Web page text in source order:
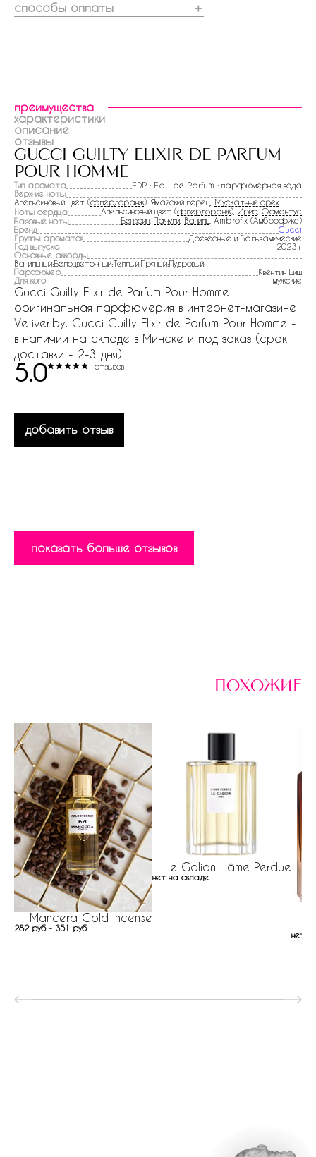
способы оплаты
＋
преимущества
характеристики
описание
отзывы
gucci guilty elixir de parfum
pour homme
Тип аромата
EDP · Eau de Parfum · парфюмерная вода
Верхние ноты
Апельсиновый цвет (флердоранж), Ямайский перец, Мускатный орех
Ноты сердца
Апельсиновый цвет (флердоранж), Ирис Османтус
Базовые ноты
Бензоин Пачули Ваниль , Ambrofix (Амброфикс)
Бренд
Gucci
Группы ароматов
Древесные и Бальзамические
Год выпуска
2023 г
Основные аккорды
Ванильный:Белоцветочный:Теплый:Пряный:Пудровый:
Парфюмер
Квентин Биш
Для кого
мужские
Gucci Guilty Elixir de Parfum Pour Homme -
оригинальная парфюмерия в интернет-магазине
Vetiver.by. Gucci Guilty Elixir de Parfum Pour Homme -
в наличии на складе в Минске и под заказ (срок
доставки - 2-3 дня).
5.0 отзывов
добавить отзыв
показать больше отзывов
похожие
Mancera Gold Incense
282 руб - 351 руб
Le Galion L'âme Perdue
нет на складе
нет